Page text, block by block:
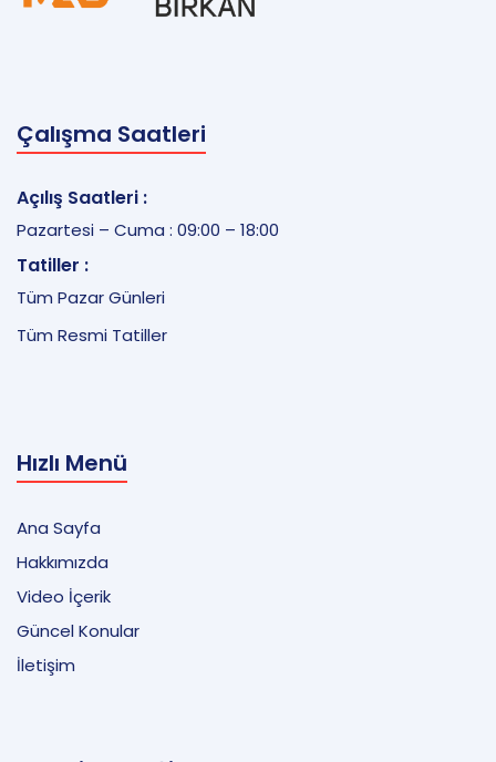
Çalışma Saatleri
Açılış Saatleri :
Pazartesi – Cuma : 09:00 – 18:00
Tatiller :
Tüm Pazar Günleri
Tüm Resmi Tatiller
Hızlı Menü
Ana Sayfa
Hakkımızda
Video İçerik
Güncel Konular
İletişim